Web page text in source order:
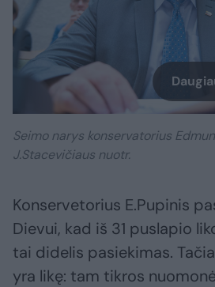
Seimo narys konservatorius
J.Stacevičiaus nuotr.
Konservetorius E.Pupinis
Dievui, kad iš 31 puslapio
tai didelis pasiekimas.
yra likę: tam tikros